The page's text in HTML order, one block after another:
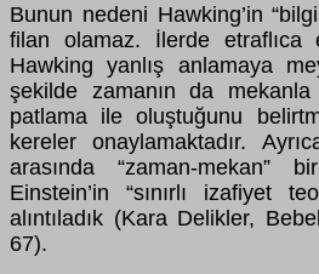
Bunun nedeni Hawking’in
filan olamaz. İlerde etraflıca
Hawking yanlış anlamaya
şekilde zamanın da
patlama ile oluştuğunu
kereler onaylamaktadır.
arasında “zaman-mekan”
Einstein’in “sınırlı izafiyet
alıntıladık (Kara Delikler,
67).